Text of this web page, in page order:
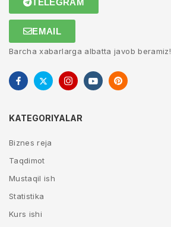
TELEGRAM
EMAIL
Barcha xabarlarga albatta javob beramiz!
KATEGORIYALAR
Biznes reja
Taqdimot
Mustaqil ish
Statistika
Kurs ishi